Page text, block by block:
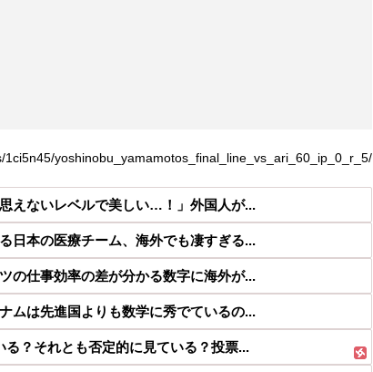
yoshinobu_yamamotos_final_line_vs_ari_60_ip_0_r_5/
えないレベルで美しい…！」外国人が...
日本の医療チーム、海外でも凄すぎる...
の仕事効率の差が分かる数字に海外が...
ムは先進国よりも数学に秀でているの...
？それとも否定的に見ている？投票...